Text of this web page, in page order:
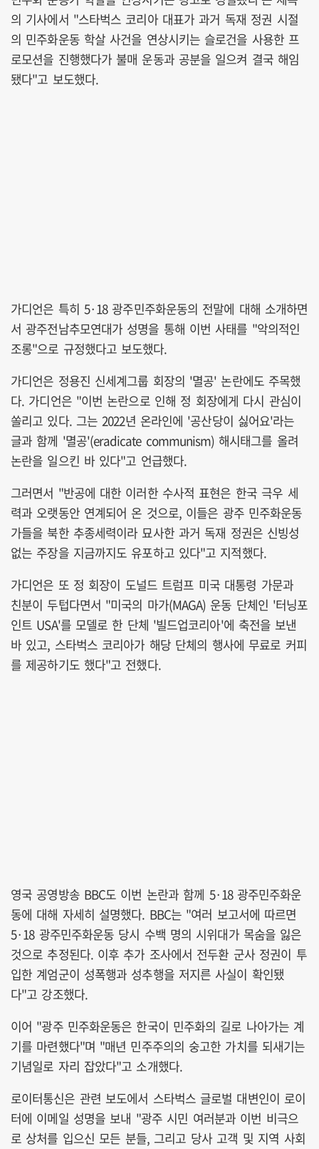
의 기사에서 "스타벅스 코리아 대표가 과거 독재 정권 시절
의 민주화운동 학살 사건을 연상시키는 슬로건을 사용한 프
로모션을 진행했다가 불매 운동과 공분을 일으켜 결국 해임
됐다"고 보도했다.
가디언은 특히 5·18 광주민주화운동의 전말에 대해 소개하면
서 광주전남추모연대가 성명을 통해 이번 사태를 "악의적인
조롱"으로 규정했다고 보도했다.
가디언은 정용진 신세계그룹 회장의 '멸공' 논란에도 주목했
다. 가디언은 "이번 논란으로 인해 정 회장에게 다시 관심이
쏠리고 있다. 그는 2022년 온라인에 '공산당이 싫어요'라는
글과 함께 '멸공'(eradicate communism) 해시태그를 올려
논란을 일으킨 바 있다"고 언급했다.
그러면서 "반공에 대한 이러한 수사적 표현은 한국 극우 세
력과 오랫동안 연계되어 온 것으로, 이들은 광주 민주화운동
가들을 북한 추종세력이라 묘사한 과거 독재 정권은 신빙성
없는 주장을 지금까지도 유포하고 있다"고 지적했다.
가디언은 또 정 회장이 도널드 트럼프 미국 대통령 가문과
친분이 두텁다면서 "미국의 마가(MAGA) 운동 단체인 '터닝포
인트 USA'를 모델로 한 단체 '빌드업코리아'에 축전을 보낸
바 있고, 스타벅스 코리아가 해당 단체의 행사에 무료로 커피
를 제공하기도 했다"고 전했다.
영국 공영방송 BBC도 이번 논란과 함께 5·18 광주민주화운
동에 대해 자세히 설명했다. BBC는 "여러 보고서에 따르면
5·18 광주민주화운동 당시 수백 명의 시위대가 목숨을 잃은
것으로 추정된다. 이후 추가 조사에서 전두환 군사 정권이 투
입한 계엄군이 성폭행과 성추행을 저지른 사실이 확인됐
다"고 강조했다.
이어 "광주 민주화운동은 한국이 민주화의 길로 나아가는 계
기를 마련했다"며 "매년 민주주의의 숭고한 가치를 되새기는
기념일로 자리 잡았다"고 소개했다.
로이터통신은 관련 보도에서 스타벅스 글로벌 대변인이 로이
터에 이메일 성명을 보내 "광주 시민 여러분과 이번 비극으
로 상처를 입으신 모든 분들, 그리고 당사 고객 및 지역 사회